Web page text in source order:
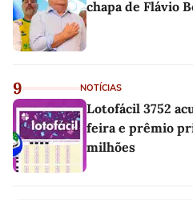
chapa de Flávio
9 NOTÍCIAS
Lotofácil 3752
feira e prêmio
milhões